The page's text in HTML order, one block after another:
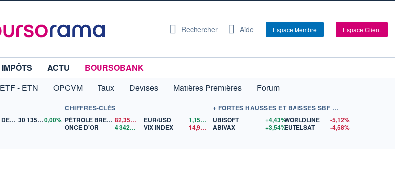
Rechercher Aide Espace Membre Espace Client
IMPÔTS ACTU
BOURSOBANK
ETF - ETN OPCVM Taux Devises Matières Premières
Forum
NASDAQ DEC26 30 135,000,00%
CHIFFRES-CLÉS
PÉTROLE BRENT
82,35
$US
ONCE D'OR
4 342,26 $US
EUR/USD 1,1559
$US
VIX INDEX
14,90$US
+ FORTES HAUSSES ET BAISSES SBF 120
UBISOFT
+4,43%
ABIVAX
+3,54%
WORLDLINE
-5,12%
EUTELSAT
-4,58%